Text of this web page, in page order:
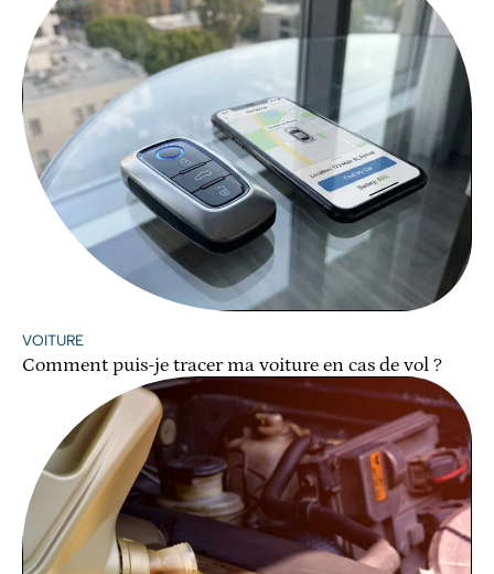
VOITURE
Comment puis-je tracer ma voiture en cas de vol ?